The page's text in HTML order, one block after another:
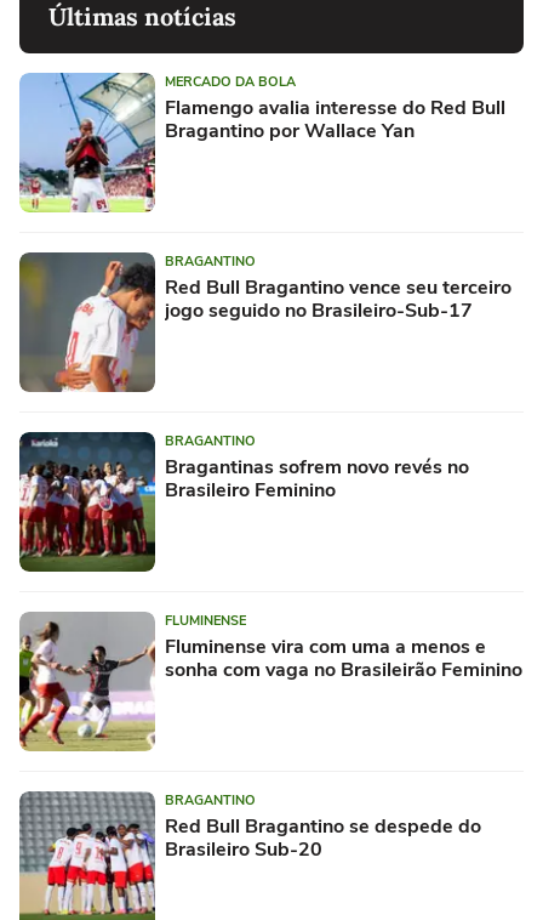
Últimas notícias
MERCADO DA BOLA
Flamengo avalia interesse do Red Bull
Bragantino por Wallace Yan
BRAGANTINO
Red Bull Bragantino vence seu terceiro
jogo seguido no Brasileiro-Sub-17
BRAGANTINO
Bragantinas sofrem novo revés no
Brasileiro Feminino
FLUMINENSE
Fluminense vira com uma a menos e
sonha com vaga no Brasileirão Feminino
BRAGANTINO
Red Bull Bragantino se despede do
Brasileiro Sub-20